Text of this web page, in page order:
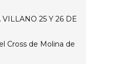
25 Y 26 DE
Cross de Molina de